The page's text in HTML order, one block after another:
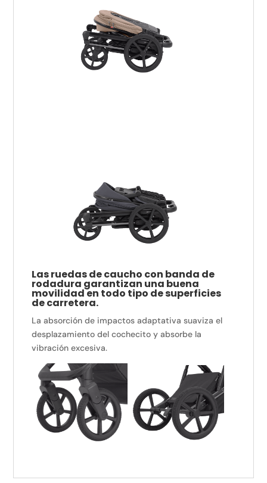
Las ruedas de caucho con banda de
rodadura garantizan una buena
movilidad en todo tipo de superficies
de carretera.
La absorción de impactos adaptativa suaviza el
desplazamiento del cochecito y absorbe la
vibración excesiva.